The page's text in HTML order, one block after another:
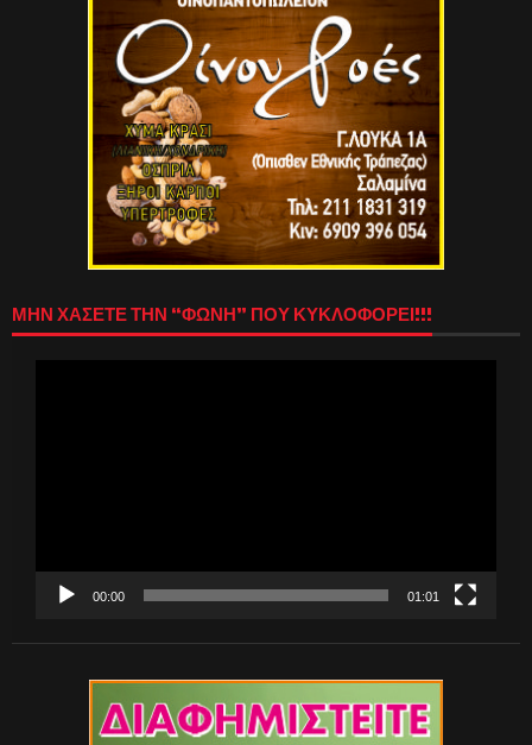
ΜΗΝ ΧΑΣΕΤΕ ΤΗΝ “ΦΩΝΗ” ΠΟΥ ΚΥΚΛΟΦΟΡΕΙ!!!
00:00 01:01